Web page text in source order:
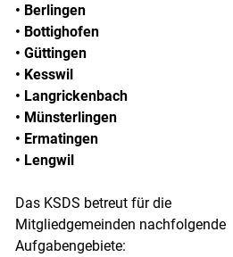
• Berlingen
• Bottighofen
• Güttingen
• Kesswil
• Langrickenbach
• Münsterlingen
• Ermatingen
• Lengwil
Das KSDS betreut für die
Mitgliedgemeinden nachfolgende
Aufgabengebiete: